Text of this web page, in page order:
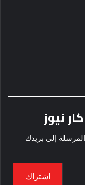
نيوز
إلى بريدك
اشتراك